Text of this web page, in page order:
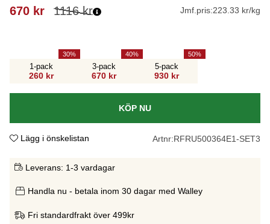
1116kr
670 kr Jmf.pris:223.33 kr/kg
1-pack
260 kr
30
3-pack
670 kr
40
5-pack
930 kr
50
KÖP NU
Lägg i önskelistan Artnr:RFRU500364E1-SET3
Leverans: 1-3 vardagar
Handla nu - betala inom 30 dagar med Walley
Fri standardfrakt över 499kr